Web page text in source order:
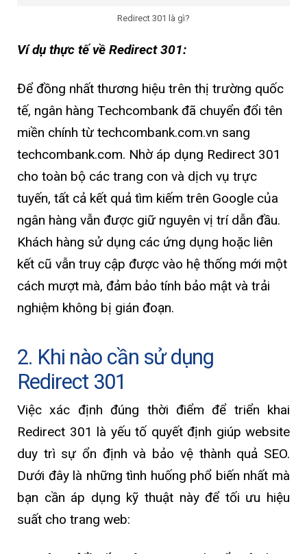
Redirect 301 là gì?
Ví dụ thực tế về Redirect 301:
Để đồng nhất thương hiệu trên thị trường quốc
tế, ngân hàng Techcombank đã chuyển đổi tên
miền chính từ techcombank.com.vn sang
techcombank.com. Nhờ áp dụng Redirect 301
cho toàn bộ các trang con và dịch vụ trực
tuyến, tất cả kết quả tìm kiếm trên Google của
ngân hàng vẫn được giữ nguyên vị trí dẫn đầu.
Khách hàng sử dụng các ứng dụng hoặc liên
kết cũ vẫn truy cập được vào hệ thống mới một
cách mượt mà, đảm bảo tính bảo mật và trải
nghiệm không bị gián đoạn.
2. Khi nào cần sử dụng
Redirect 301
Việc xác định đúng thời điểm để triển khai
Redirect 301 là yếu tố quyết định giúp website
duy trì sự ổn định và bảo vệ thành quả SEO.
Dưới đây là những tình huống phổ biến nhất mà
bạn cần áp dụng kỹ thuật này để tối ưu hiệu
suất cho trang web: